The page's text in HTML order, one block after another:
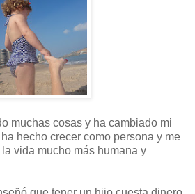
muchas cosas y ha cambiado mi
hecho crecer como persona y me
vida mucho más humana y